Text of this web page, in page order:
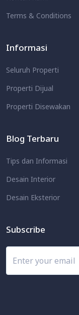
Terms & Conditions
Informasi
Seluruh Properti
Properti Dijual
Properti Disewakan
Blog Terbaru
Tips dan Informasi
Desain Interior
Desain Eksterior
Subscribe